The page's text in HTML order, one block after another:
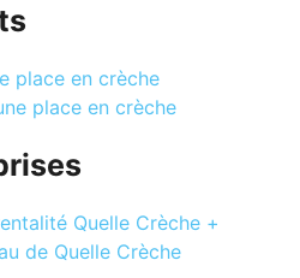
place en crèche
place en crèche
Quelle Crèche +
de Quelle Crèche